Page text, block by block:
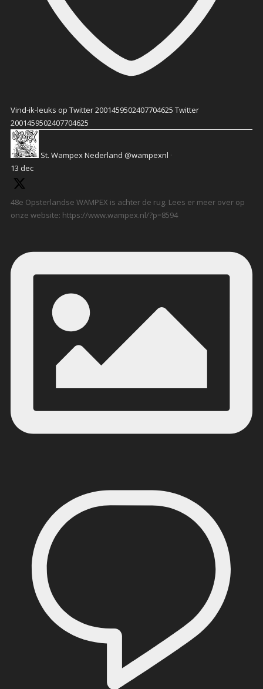
Vind-ik-leuks op Twitter 2001459502407704625 Twitter
2001459502407704625
St. Wampex Nederland @wampexnl ·
13 dec
48e Opsterlandse WAMPEX is achter de rug. Lees er meer over op
onze website: https://www.wampex.nl/?p=8594